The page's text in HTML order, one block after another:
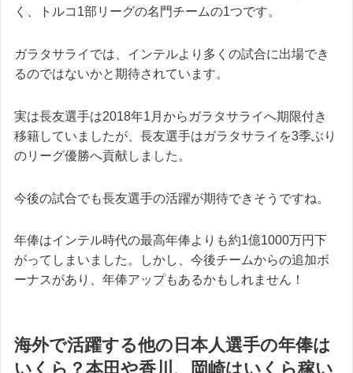
く、トルコ1部リーグの名門チームの1つです。
ガラタサライでは、インテルより多くの試合に出場でき
るのではないかと期待されています。
実は長友選手は2018年1月からガラタサライへ期限付き
移籍していましたが、長友選手はガラタサライを3季ぶり
のリーグ優勝へ貢献しました。
今後の試合でも長友選手の活躍が期待できそうですね。
年俸はインテル時代の最高年俸よりも約1億1000万円下
がってしまいました。しかし、今後チームからの追加ボ
ーナスがあり、年俸アップもあるかもしれません！
海外で活躍する他の日本人選手の年俸は
いくら？本田や香川、岡崎はいくら稼い